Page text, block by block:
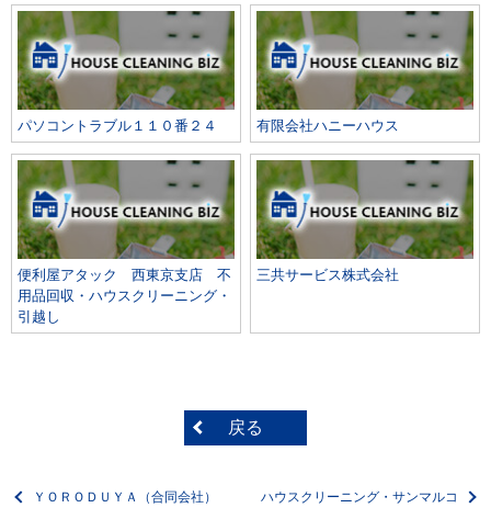
パソコントラブル１１０番２４ 有限会社ハニーハウス
便利屋アタック 西東京支店 不
用品回収・ハウスクリーニング・
引越し
三共サービス株式会社
戻る
ＹＯＲＯＤＵＹＡ（合同会社） ハウスクリーニング・サンマルコ